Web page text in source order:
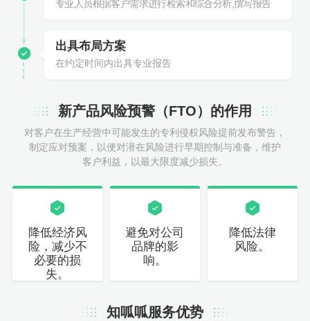
专业人员根据客户需求进行检索和综合分析,撰写报告
出具布局方案
在约定时间内出具专业报告
新产品风险预警（FTO）的作用
对客户在生产经营中可能发生的专利侵权风险提前发布警告，
制定应对预案，以便对潜在风险进行早期控制与准备，维护
客户利益，以最大限度减少损失。
降低经济风
险，减少不
必要的损
失。
避免对公司
品牌的影
响。
降低法律
风险。
知呱呱服务优势